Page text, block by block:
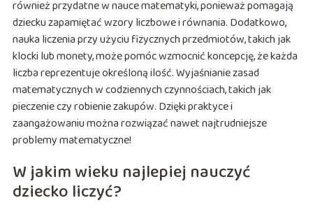
również przydatne w nauce matematyki, ponieważ pomagają
dziecku zapamiętać wzory liczbowe i równania. Dodatkowo,
nauka liczenia przy użyciu fizycznych przedmiotów, takich jak
klocki lub monety, może pomóc wzmocnić koncepcję, że każda
liczba reprezentuje określoną ilość. Wyjaśnianie zasad
matematycznych w codziennych czynnościach, takich jak
pieczenie czy robienie zakupów. Dzięki praktyce i
zaangażowaniu można rozwiązać nawet najtrudniejsze
problemy matematyczne!
W jakim wieku najlepiej nauczyć
dziecko liczyć?